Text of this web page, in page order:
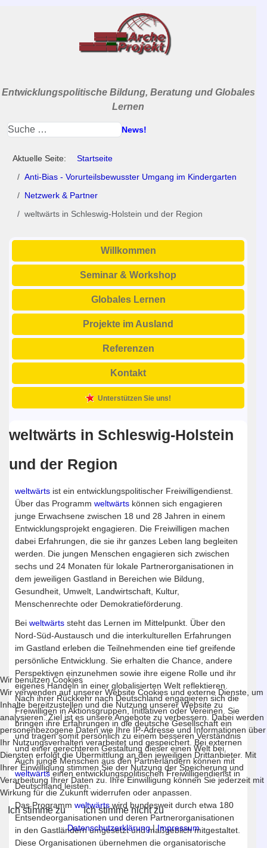
Entwicklungspolitische Bildung, Beratung und Globales
Lernen
News!
Aktuelle Seite:
Startseite
Anti-Bias - Vorurteilsbewusster Umgang im Kindergarten
Netzwerk & Partner
weltwärts in Schleswig-Holstein und der Region
Willkommen
Seminar & Workshop
Globales Lernen
Projekte im Ausland
Referenzen
Kontakt
Unterstützen Sie uns!
weltwärts in Schleswig-Holstein
und der Region
weltwärts ist ein entwicklungspolitischer Freiwilligendienst.
Über das Programm weltwärts können sich engagieren
junge Erwachsene zwischen 18 und 28 Jahren in einem
Entwicklungsprojekt engagieren. Die Freiwilligen machen
dabei Erfahrungen, die sie ihr ganzes Leben lang begleiten
werden. Die jungen Menschen engagieren sich zwischen
sechs und 24 Monaten für lokale Partnerorganisationen in
dem jeweiligen Gastland in Bereichen wie Bildung,
Gesundheit, Umwelt, Landwirtschaft, Kultur,
Menschenrechte oder Demokratieförderung.
Bei weltwärts steht das Lernen im Mittelpunkt. Über den
Nord-Süd-Austausch und die interkulturellen Erfahrungen
im Gastland erleben die Teilnehmenden eine tief greifende
persönliche Entwicklung. Sie erhalten die Chance, andere
Perspektiven einzunehmen sowie ihre eigene Rolle und ihr
eigenes Handeln in einer globalisierten Welt reflektieren.
Nach ihrer Rückkehr nach Deutschland engagieren sich die
Freiwilligen in Aktionsgruppen, Initiativen oder Vereinen. Sie
bringen ihre Erfahrungen in die deutsche Gesellschaft ein
und tragen somit persönlich zu einem besseren Verständnis
und einer gerechteren Gestaltung dieser einen Welt bei.
Auch junge Menschen aus den Partnerländern können mit
weltwärtseinen entwicklungspolitischen Freiwilligendienst in
Deutschland leisten.
Das Programm weltwärts wird bundesweit durch etwa 180
Entsendeorganisationen und deren Partnerorganisationen
in den Gastländern umgesetzt und maßgeblich mitgestaltet.
Diese Organisationen übernehmen die organisatorische
Wir benutzen Cookies
Wir verwenden auf unserer Website Cookies und externe Dienste, um
Inhalte bereitzustellen und die Nutzung unserer Website zu
analysieren. Ziel ist es unsere Angebote zu verbessern. Dabei werden
personenbezogene Daten wie Ihre IP-Adresse und Informationen über
Ihr Nutzungsverhalten verarbeitet und gespeichert. Bei externen
Diensten erfolgt die Übermittlung an den jeweiligen Drittanbieter. Mit
Ihrer Einwilligung stimmen Sie der Nutzung der Speicherung und
Verarbeitung Ihrer Daten zu. Ihre Einwilligung können Sie jederzeit mit
Wirkung für die Zukunft widerrufen oder anpassen.
Ich stimme zu Ich stimme nicht zu
Datenschutzerklärung|Impressum